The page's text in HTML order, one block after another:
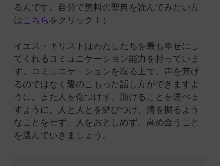
るんです。自分で無料の聖典を読んでみたい方
は こちら をクリック！）
イエス・キリストはわたしたちを最も幸せにし
てくれるコミュニケーション能力を持っていま
す。
コミュニケーションを取る上で、声を荒げ
るのではなく愛のこもった話し方ができますよ
うに。また人を傷つけず、助けることを選べま
すように。人と人とを結びつけ、溝を掘るよう
なことをせず、人をおとしめず、高め合うこと
を選んでいきましょう。